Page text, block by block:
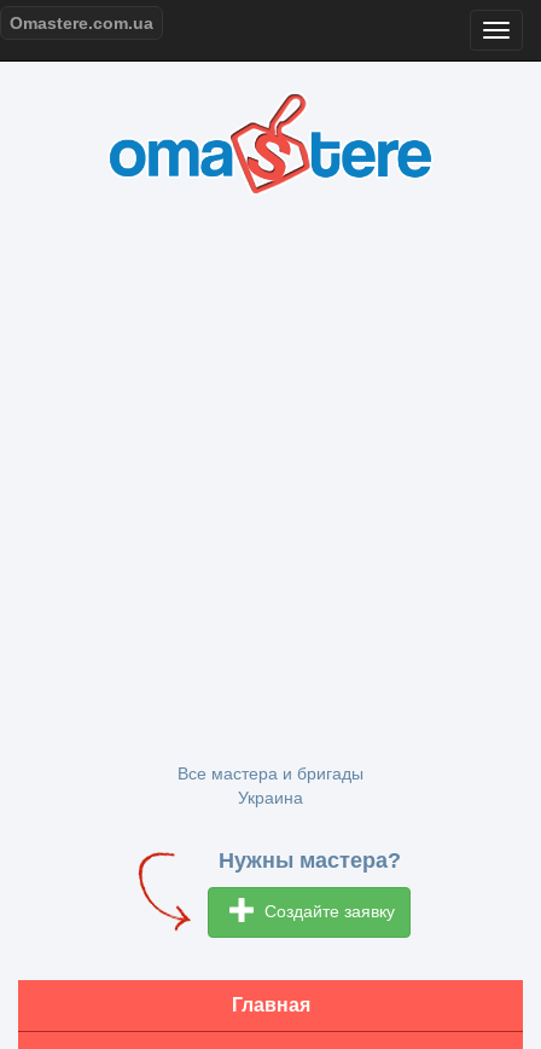
Omastere.com.ua
Все мастера и бригады
Украина
Нужны мастера?
Создайте заявку
Главная